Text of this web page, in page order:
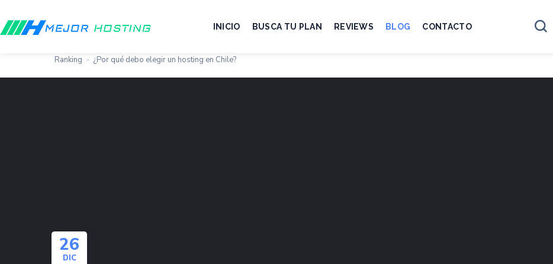
INICIO BUSCA TU PLAN REVIEWS BLOG CONTACTO
Ranking » ¿Por qué debo elegir un hosting en Chile?
26
DIC